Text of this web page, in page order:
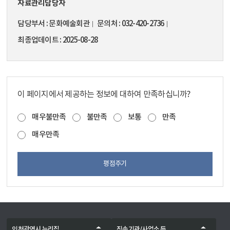
자료관리담당자
담당부서 문화예술회관 문의처
032-420-2736
최종업데이트 2025-08-28
이 페이지에서 제공하는 정보에 대하여 만족하십니까?
매우불만족 불만족 보통
만족
매우만족
평점주기